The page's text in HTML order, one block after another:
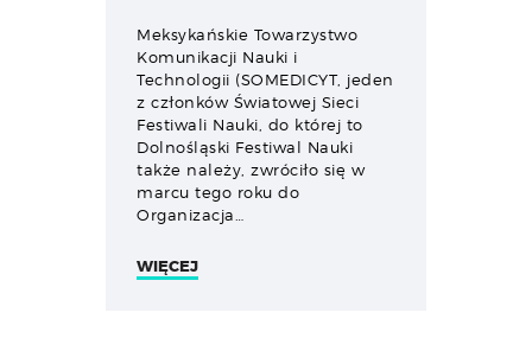
Meksykańskie Towarzystwo
Komunikacji Nauki i
Technologii (SOMEDICYT, jeden
z członków Światowej Sieci
Festiwali Nauki, do której to
Dolnośląski Festiwal Nauki
także należy, zwróciło się w
marcu tego roku do
Organizacja…
WIĘCEJ